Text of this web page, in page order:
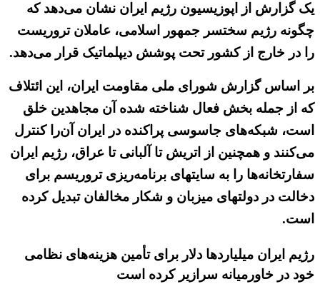
یک گزارش از اپوزیسیون رژیم ایران نشان می‌دهد که
چگونه رژیم سختسر جمهور اسلامی، عاملان تروریست
را در خارج از کشور تحت پوشش دیپلماتیک قرار می‌دهد.
بر اساس گزارش شورای ملی مقاومت ایران، این ائتلاف
که از جمله بخش فعال شناخته شده آن مجاهدین خلق
است، شبکه‌های جاسوسی پراکنده در ایران آن‌را کنترل
می‌کنند و همچنین از اتریش تا آلبانی تا عراق، رژیم ایران
سفارتخانه‌ها را به سایتهای برنامه‌ریزی تروریسم برای
دخالت در دولتهای میزبان و شکار مخالفان تبدیل کرده
است.
رژیم ایران میلیاردها دلار برای تأمین هزینه‌های نظامی
خود در خاورمیانه سرازیر کرده است